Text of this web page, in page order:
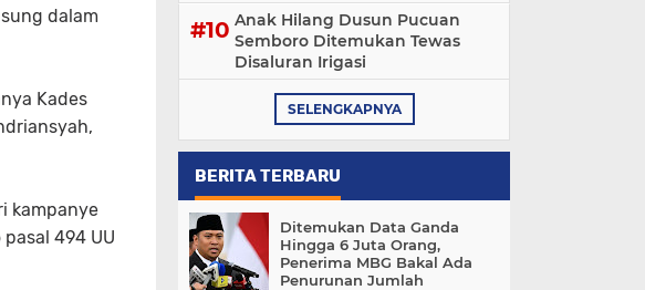
dalam
Kades
kampanye
494 UU
Anak Hilang Dusun Pucuan
Semboro Ditemukan Tewas
Disaluran Irigasi
SELENGKAPNYA
BERITA TERBARU
Ditemukan Data Ganda
Hingga 6 Juta Orang,
Penerima MBG Bakal Ada
Penurunan Jumlah